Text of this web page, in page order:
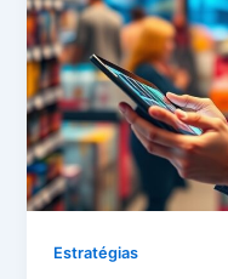
Estratégias